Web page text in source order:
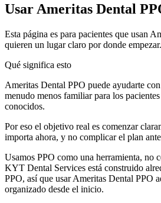
Usar Ameritas Dental
Esta página es para pacientes que usan
quieren un lugar claro por donde empezar.
Qué significa esto
Ameritas Dental PPO puede ayudarte
menudo menos familiar para los
conocidos.
Por eso el objetivo real es comenzar
importa ahora, y no complicar el plan
Usamos PPO como una herramienta, no
KYT Dental Services está construido
PPO, así que usar Ameritas Dental PPO
organizado desde el inicio.